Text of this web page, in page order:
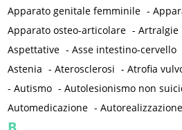
Apparato genitale femminile -
Apparato osteo-articolare -Artralgie
Aspettative -Asse intestino-cervello
Astenia -Aterosclerosi -Atrofia
-Autismo -Autolesionismo non
Automedicazione -Autorealizzazione